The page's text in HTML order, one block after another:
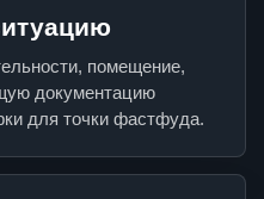
помещение,
документацию
для точки фастфуда.